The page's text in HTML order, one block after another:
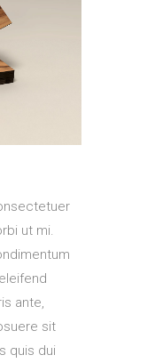
ut mi.
ante,
sit
quis dui